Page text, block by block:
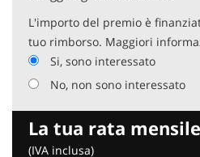
L'importo del premio è
tuo rimborso. Maggiori
Si, sono interessato
No, non sono interessato
La tua rata mensile
(IVA inclusa)